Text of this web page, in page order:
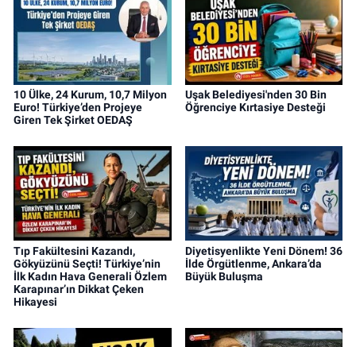
10 Ülke, 24 Kurum, 10,7 Milyon
Euro! Türkiye’den Projeye
Giren Tek Şirket OEDAŞ
Uşak Belediyesi'nden 30 Bin
Öğrenciye Kırtasiye Desteği
Tıp Fakültesini Kazandı,
Gökyüzünü Seçti! Türkiye’nin
İlk Kadın Hava Generali Özlem
Karapınar’ın Dikkat Çeken
Hikayesi
Diyetisyenlikte Yeni Dönem! 36
İlde Örgütlenme, Ankara’da
Büyük Buluşma